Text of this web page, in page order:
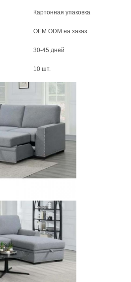
Картонная упаковка
OEM ODM на заказ
30-45 дней
10 шт.